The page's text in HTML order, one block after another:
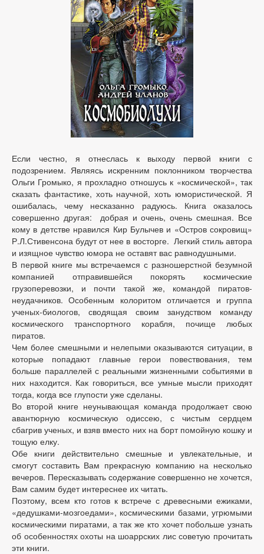
Если честно, я отнеслась к выходу первой книги с
подозрением. Являясь искренним поклонником творчества
Ольги Громыко, я прохладно отношусь к «космической», так
сказать фантастике, хоть научной, хоть юмористической. Я
ошибалась, чему несказанно радуюсь. Книга оказалось
совершенно другая: добрая и очень, очень смешная. Все
кому в детстве нравился Кир Булычев и «Остров сокровищ»
Р.Л.Стивенсона будут от нее в восторге. Легкий стиль автора
и изящное чувство юмора не оставят вас равнодушными.
В первой книге мы встречаемся с разношерстной безумной
компанией отправившейся покорять космические
грузоперевозки, и почти такой же, командой пиратов-
неудачников. Особенным колоритом отличается и группа
ученых-биологов, сводящая своим занудством команду
космического транспортного корабля, почище любых
пиратов.
Чем более смешными и нелепыми оказываются ситуации, в
которые попадают главные герои повествования, тем
больше параллелей с реальными жизненными событиями в
них находится. Как говориться, все умные мысли приходят
тогда, когда все глупости уже сделаны.
Во второй книге неунывающая команда продолжает свою
авантюрную космическую одиссею, с чистым сердцем
сбагрив ученых, и взяв вместо них на борт помойную кошку и
тощую елку.
Обе книги действительно смешные и увлекательные, и
смогут составить Вам прекрасную компанию на несколько
вечеров. Пересказывать содержание совершенно не хочется,
Вам самим будет интереснее их читать.
Поэтому, всем кто готов к встрече с древесными ежиками,
«дедушками-мозгоедами», космическими базами, угрюмыми
космическими пиратами, а так же кто хочет побольше узнать
об особенностях охоты на шоаррских лис советую прочитать
эти книги.